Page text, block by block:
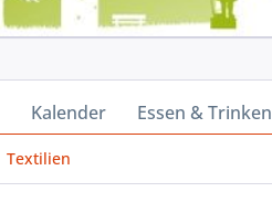
Kalender Essen & Trinken
Textilien